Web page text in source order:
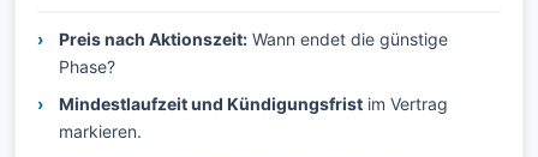
Preis nach Aktionszeit: Wann endet die günstige
Phase?
Mindestlaufzeit und Kündigungsfrist im Vertrag
markieren.